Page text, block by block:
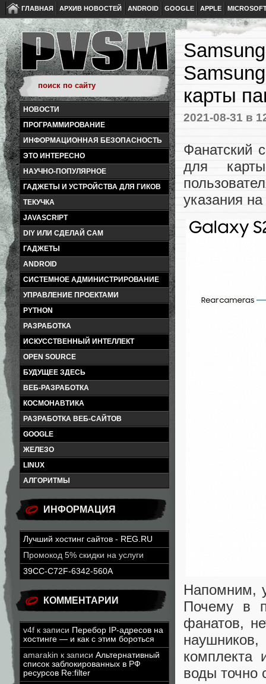
ГЛАВНАЯ АРХИВ НОВОСТЕЙ ANDROID GOOGLE APPLE
НОВОСТИ
ПРОГРАММИРОВАНИЕ
ИНФОРМАЦИОННАЯ БЕЗОПАСНОСТЬ
ЭТО ИНТЕРЕСНО
НАУЧНО-ПОПУЛЯРНОЕ
ГАДЖЕТЫ И УСТРОЙСТВА ДЛЯ ГИКОВ
ТЕКУЧКА
JAVASCRIPT
DIY ИЛИ СДЕЛАЙ САМ
ГАДЖЕТЫ
ANDROID
СИСТЕМНОЕ АДМИНИСТРИРОВАНИЕ
УПРАВЛЕНИЕ ПРОЕКТАМИ
PYTHON
РАЗРАБОТКА
ИСКУССТВЕННЫЙ ИНТЕЛЛЕКТ
OPEN SOURCE
БУДУЩЕЕ ЗДЕСЬ
ВЕБ-РАЗРАБОТКА
КОСМОНАВТИКА
РАЗРАБОТКА ВЕБ-САЙТОВ
GOOGLE
ЖЕЛЕЗО
LINUX
АЛГОРИТМЫ
ИНФОРМАЦИЯ
Лучший хостинг сайтов - REG.RU
Промокод 5% скидки на услуги
39CC-C72F-6342-560A
КОММЕНТАРИИ
v4f к записи Перебор IP-адресов на
хостинге — и как с этим бороться
amarakin к записи Альтернативный
список заблокированных в РФ
ресурсов Re:filter
карты
2021-08-31 в
Фанатский
для
указания
Напомним,
Почему в
фанатов,
комплекта
воды точно